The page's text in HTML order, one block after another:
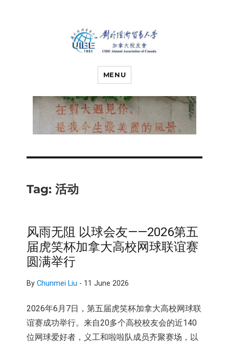
对外经济贸易
大学加拿大校
友会
MENU
Tag: 活动
风雨无阻 以球会友——2026第五
届虎笑杯加拿大高校网球联谊赛
圆满举行
By Chunmei Liu - 11 June 2026
2026年6月7日，第五届虎笑杯加拿大高校网球联
谊赛成功举行。来自20多个高校校友会的近140
位网球爱好者，义工和啦啦队成员齐聚赛场，以